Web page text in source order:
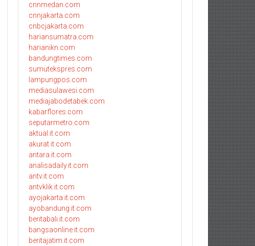
cnnmedan.com
cnnjakarta.com
cnbcjakarta.com
hariansumatra.com
harianikn.com
bandungtimes.com
sumutekspres.com
lampungpos.com
mediasulawesi.com
mediajabodetabek.com
kabarflores.com
seputarmetro.com
aktual.it.com
akurat.it.com
antara.it.com
analisadaily.it.com
antv.it.com
antvklik.it.com
ayojakarta.it.com
ayobandung.it.com
beritabali.it.com
bangsaonline.it.com
beritajatim.it.com